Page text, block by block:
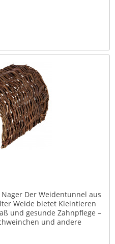
Der Weidentunnel aus
Weide bietet Kleintieren
und gesunde Zahnpflege –
und andere